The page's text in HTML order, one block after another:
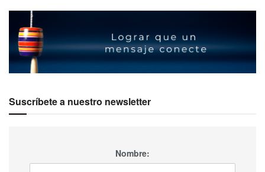
Suscríbete a nuestro newsletter
Nombre: